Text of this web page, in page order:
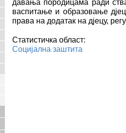
давања породицама ради
васпитање и образовање
права на додатак на дјецу,
Статистичка област:
Социјална заштита